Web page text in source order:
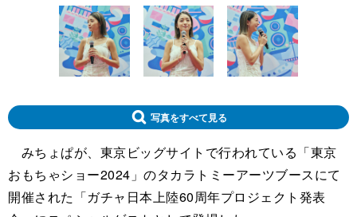
写真をすべて見る
みちょぱが、東京ビッグサイトで行われている「東京
おもちゃショー2024」のタカラトミーアーツブースにて
開催された「ガチャ日本上陸60周年プロジェクト発表